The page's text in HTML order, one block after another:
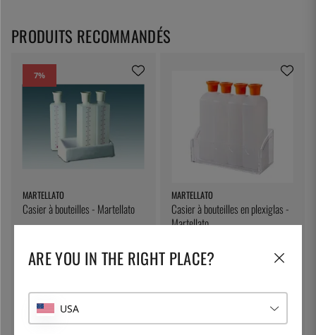
7%
MARTELLATO
Casier à bouteilles - Martellato
MARTELLATO
Casier à bouteilles en plexiglas -
Martellato
PRODUITS RECOMMANDÉS
ARE YOU IN THE RIGHT PLACE?
USA